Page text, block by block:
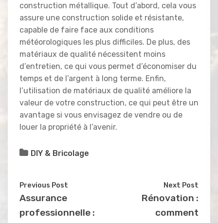
construction métallique. Tout d’abord, cela vous
assure une construction solide et résistante,
capable de faire face aux conditions
météorologiques les plus difficiles. De plus, des
matériaux de qualité nécessitent moins
d’entretien, ce qui vous permet d’économiser du
temps et de l’argent à long terme. Enfin,
l’utilisation de matériaux de qualité améliore la
valeur de votre construction, ce qui peut être un
avantage si vous envisagez de vendre ou de
louer la propriété à l’avenir.
DIY & Bricolage
Previous Post
Assurance
professionnelle :
Next Post
Rénovation :
comment